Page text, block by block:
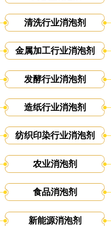
清洗行业消泡剂
金属加工行业消泡剂
发酵行业消泡剂
造纸行业消泡剂
纺织印染行业消泡剂
农业消泡剂
食品消泡剂
新能源消泡剂